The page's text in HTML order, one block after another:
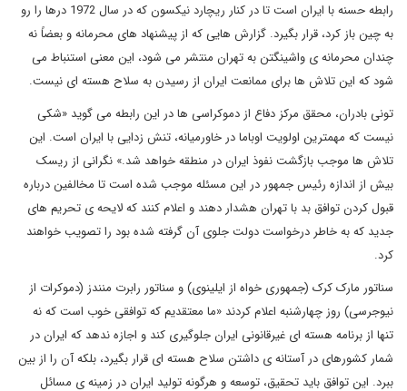
رابطه حسنه با ایران است تا در کنار ریچارد نیکسون که در سال 1972 درها را رو
به چین باز کرد، قرار بگیرد. گزارش هایی که از پیشنهاد های محرمانه و بعضاً نه
چندان محرمانه ی واشینگتن به تهران منتشر می شود، این معنی استنباط می
شود که این تلاش ها برای ممانعت ایران از رسیدن به سلاح هسته ای نیست.
تونی بادران، محقق مرکز دفاع از دموکراسی ها در این رابطه می گوید «شکی
نیست که مهمترین اولویت اوباما در خاورمیانه، تنش زدایی با ایران است. این
تلاش ها موجب بازگشت نفوذ ایران در منطقه خواهد شد.» نگرانی از ریسک
بیش از اندازه رئیس جمهور در این مسئله موجب شده است تا مخالفین درباره
قبول کردن توافق بد با تهران هشدار دهند و اعلام کنند که لایحه ی تحریم های
جدید که به خاطر درخواست دولت جلوی آن گرفته شده بود را تصویب خواهند
کرد.
سناتور مارک کرک (جمهوری خواه از ایلینوی) و سناتور رابرت منندز (دموکرات از
نیوجرسی) روز چهارشنبه اعلام کردند «ما معتقدیم که توافقی خوب است که نه
تنها از برنامه هسته ای غیرقانونی ایران جلوگیری کند و اجازه ندهد که ایران در
شمار کشورهای در آستانه ی داشتن سلاح هسته ای قرار بگیرد، بلکه آن را از بین
ببرد. این توافق باید تحقیق، توسعه و هرگونه تولید ایران در زمینه ی مسائل